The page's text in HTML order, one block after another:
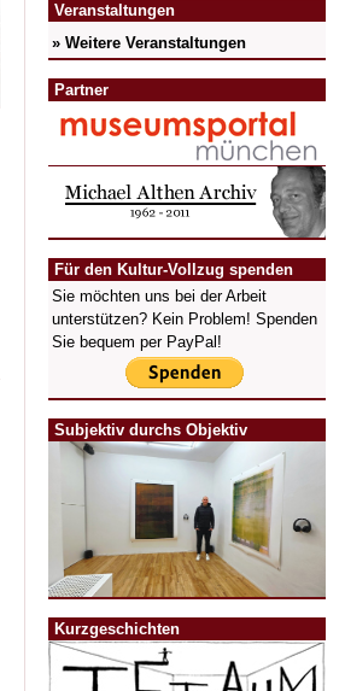
Veranstaltungen
» Weitere Veranstaltungen
Partner
Für den Kultur-Vollzug spenden
Sie möchten uns bei der Arbeit
unterstützen? Kein Problem! Spenden
Sie bequem per PayPal!
Subjektiv durchs Objektiv
Kurzgeschichten